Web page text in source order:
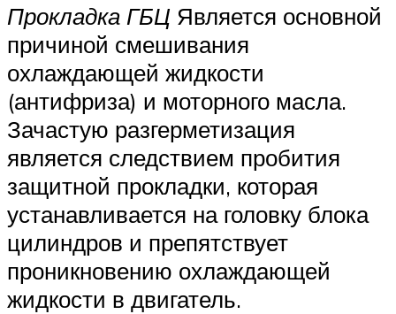
Прокладка ГБЦ Является основной
причиной смешивания
охлаждающей жидкости
(антифриза) и моторного масла.
Зачастую разгерметизация
является следствием пробития
защитной прокладки, которая
устанавливается на головку блока
цилиндров и препятствует
проникновению охлаждающей
жидкости в двигатель.